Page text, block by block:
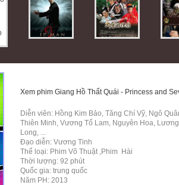
Xem phim Giang Hồ Thất Quái - Princess and
Diễn viên: Hồng Kim Bảo, Tăng Chí Vỹ, Ngô
Thiên Minh, Vương Tổ Lam, Nguyên Hoa,
Long, ...
Đạo diễn: Vương Tinh
Thể loại: Phim Võ Thuật ,Phim Hài
Thời lượng: 92 phút
Quốc gia: trung quốc
Năm PH: 2013